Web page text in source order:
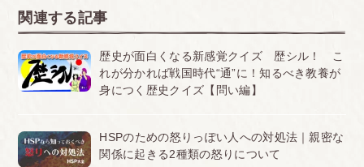
関連する記事
歴史が面白くなる新感覚クイズ 歴シル！ こ
れが分かれば戦国時代“通”に！知るべき教養が
身につく歴史クイズ【問い編】
HSPのための怒りっぽい人への対処法｜親密な
関係に起きる2種類の怒りについて